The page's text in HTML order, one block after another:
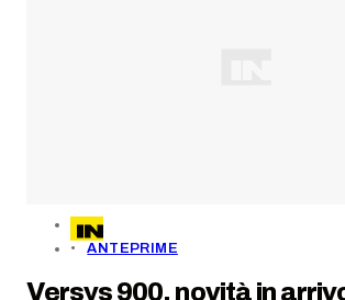
ANTEPRIME
Versys 900, novità in